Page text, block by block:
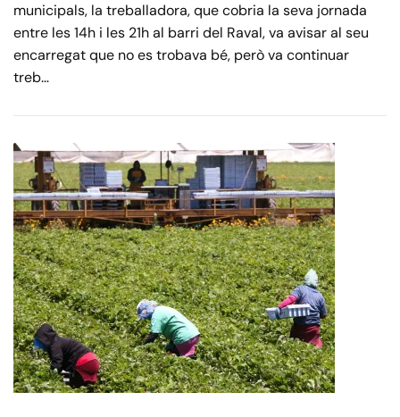
municipals, la treballadora, que cobria la seva jornada
entre les 14h i les 21h al barri del Raval, va avisar al seu
encarregat que no es trobava bé, però va continuar
treb…